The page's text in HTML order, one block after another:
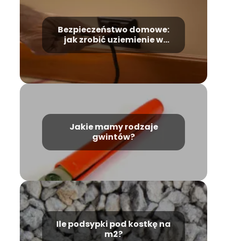
Bezpieczeństwo domowe:
jak zrobić uziemienie w
gniazdku?
Jakie mamy rodzaje
gwintów?
Ile podsypki pod kostkę na
m2?